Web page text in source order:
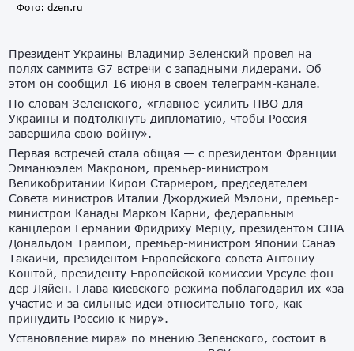
Фото: dzen.ru
Президент Украины Владимир Зеленский провел на
полях саммита G7 встречи с западными лидерами. Об
этом он сообщил 16 июня в своем телеграмм-канале.
По словам Зеленского, «главное-усилить ПВО для
Украины и подтолкнуть дипломатию, чтобы Россия
завершила свою войну».
Первая встречей стала общая — с президентом Франции
Эмманюэлем Макроном, премьер-министром
Великобритании Киром Стармером, председателем
Совета министров Италии Джорджией Мэлони, премьер-
министром Канады Марком Карни, федеральным
канцлером Германии Фридриху Мерцу, президентом США
Дональдом Трампом, премьер-министром Японии Санаэ
Такаичи, президентом Европейского совета Антониу
Коштой, президенту Европейской комиссии Урсуле фон
дер Ляйен. Глава киевского режима поблагодарил их «за
участие и за сильные идеи относительно того, как
принудить Россию к миру».
Установление мира» по мнению Зеленского, состоит в